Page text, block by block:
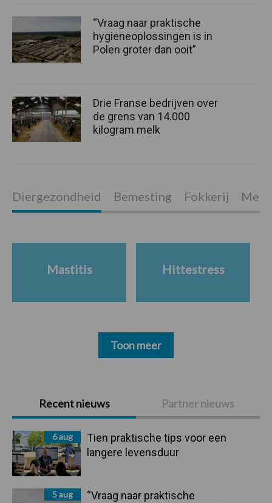
Primaire
Sidebar
Recent nieuws Partner nieuws
6 aug
Tien praktische tips voor een
langere levensduur
5 aug
“Vraag naar praktische
“Vraag naar praktische
hygieneoplossingen is in
Polen groter dan ooit”
Drie Franse bedrijven over
de grens van 14.000
kilogram melk
Diergezondheid Bemesting Fokkerij
Mastitis Hittestress
Toon meer